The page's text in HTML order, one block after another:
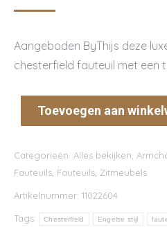
Aangeboden ByThijs deze
chesterfield fauteuil met een
Toevoegen aan
Categorieën: Alles bekijken
Fauteuils Fauteuils Zitmeubels
Artikelnummer: 11022604
Tags: Chesterfield Engelse stijl